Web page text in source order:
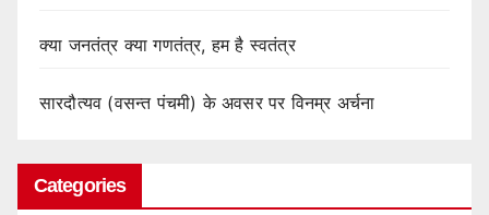
क्या जनतंत्र क्या गणतंत्र, हम है स्वतंत्र
सारदौत्यव (वसन्त पंचमी) के अवसर पर विनम्र अर्चना
Categories